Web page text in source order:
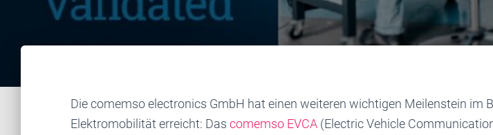
Die comemso electronics GmbH hat einen weiteren wichtigen Meilenstein im
Elektromobilität erreicht: Das comemso EVCA (Electric Vehicle